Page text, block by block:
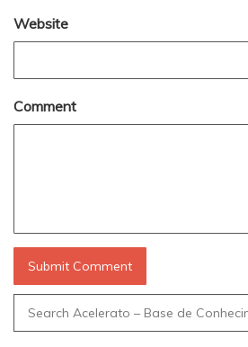
Website
Comment
Search
for: